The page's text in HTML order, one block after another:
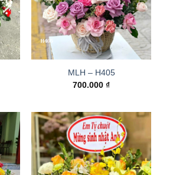
MLH – H405
700.000₫